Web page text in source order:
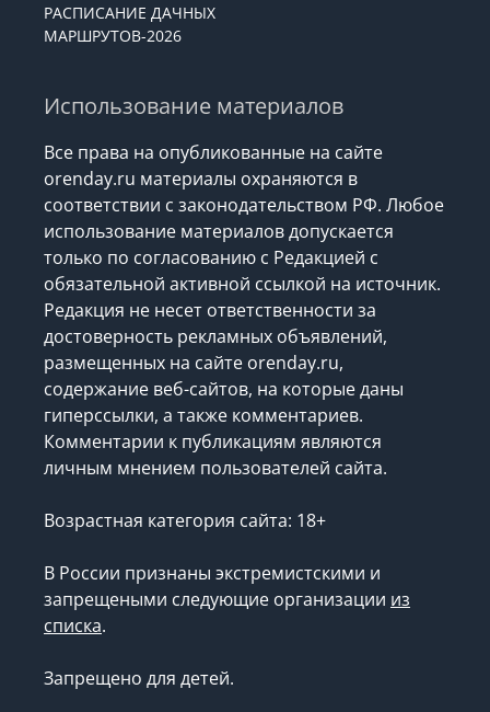
РАСПИСАНИЕ ДАЧНЫХ
МАРШРУТОВ-2026
Использование материалов
Все права на опубликованные на сайте
orenday.ru материалы охраняются в
соответствии с законодательством РФ. Любое
использование материалов допускается
только по согласованию с Редакцией с
обязательной активной ссылкой на источник.
Редакция не несет ответственности за
достоверность рекламных объявлений,
размещенных на сайте orenday.ru,
содержание веб-сайтов, на которые даны
гиперссылки, а также комментариев.
Комментарии к публикациям являются
личным мнением пользователей сайта.
Возрастная категория сайта: 18+
В России признаны экстремистскими и
запрещеными следующие организации из
списка.
Запрещено для детей.